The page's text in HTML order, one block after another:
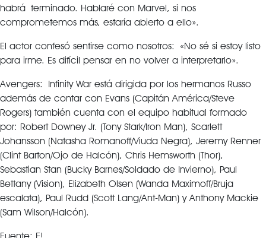
habrá terminado. Hablaré con Marvel, si nos
comprometemos más, estaría abierto a ello».
El actor confesó sentirse como nosotros: «No sé si estoy listo
para irme. Es difícil pensar en no volver a interpretarlo».
Avengers: Infinity War está dirigida por los hermanos Russo
además de contar con Evans (Capitán América/Steve
Rogers) también cuenta con el equipo habitual formado
por: Robert Downey Jr. (Tony Stark/Iron Man), Scarlett
Johansson (Natasha Romanoff/Viuda Negra), Jeremy Renner
(Clint Barton/Ojo de Halcón), Chris Hemsworth (Thor),
Sebastian Stan (Bucky Barnes/Soldado de Invierno), Paul
Bettany (Vision), Elizabeth Olsen (Wanda Maximoff/Bruja
escalata), Paul Rudd (Scott Lang/Ant-Man) y Anthony Mackie
(Sam Wilson/Halcón).